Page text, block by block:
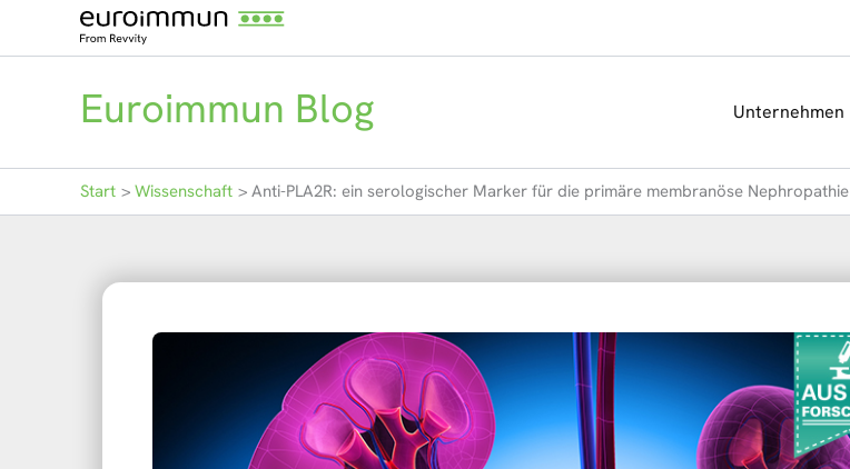
Euroimmun Blog Unternehmen
Start Wissenschaft Anti-PLA2R: ein serologischer Marker für die primäre membranöse Nephropathie